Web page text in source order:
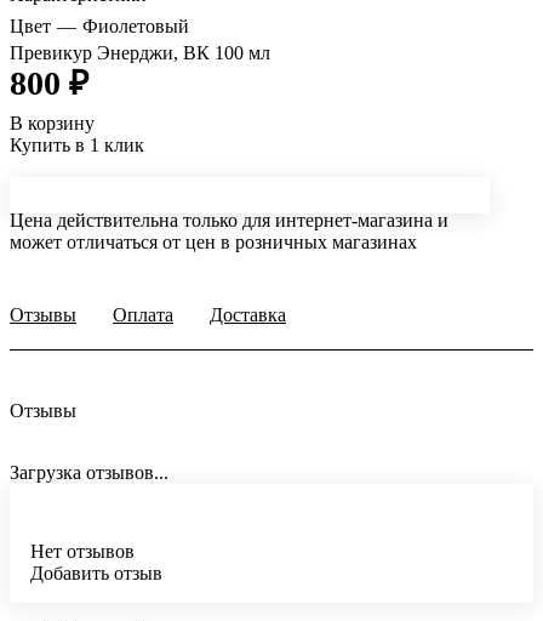
Цвет — Фиолетовый
Превикур Энерджи, ВК 100 мл
800 ₽
В корзину
Купить в 1 клик
Цена действительна только для интернет-магазина и
может отличаться от цен в розничных магазинах
Отзывы Оплата Доставка
Отзывы
Загрузка отзывов...
Нет отзывов
Добавить отзыв